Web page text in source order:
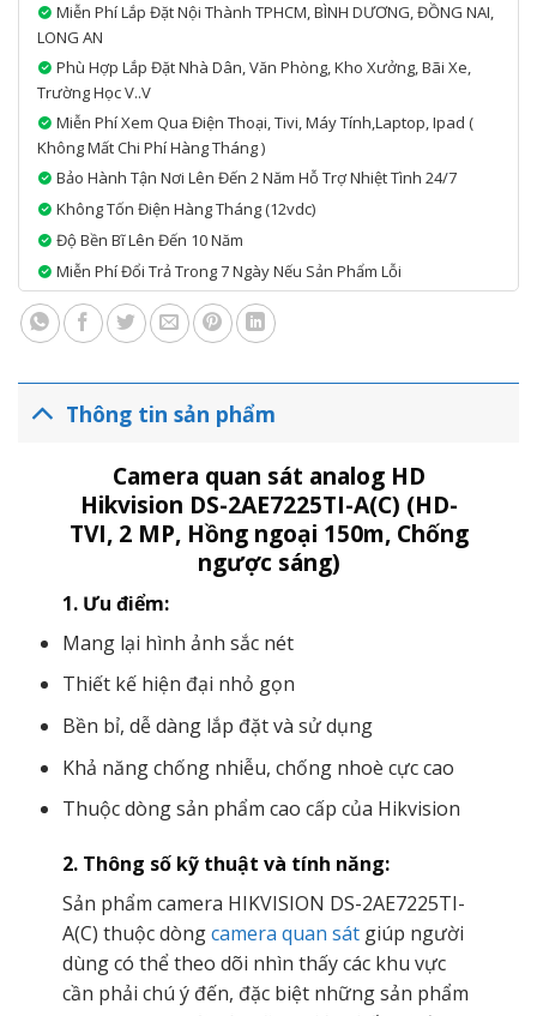
Miễn Phí Lắp Đặt Nội Thành TPHCM, BÌNH DƯƠNG, ĐỒNG NAI,
LONG AN
Phù Hợp Lắp Đặt Nhà Dân, Văn Phòng, Kho Xưởng, Bãi Xe,
Trường Học V..v
Miễn Phí Xem Qua Điện Thoại, Tivi, Máy Tính,laptop, Ipad (
Không Mất Chi Phí Hàng Tháng )
Bảo Hành Tận Nơi Lên Đến 2 Năm Hỗ Trợ Nhiệt Tình 24/7
Không Tốn Điện Hàng Tháng (12vdc)
Độ Bền Bĩ Lên Đến 10 Năm
Miễn Phí Đổi Trả Trong 7 Ngày Nếu Sản Phẩm Lỗi
Thông tin sản phẩm
Camera quan sát analog HD
Hikvision DS-2AE7225TI-A(C) (HD-
TVI, 2 MP, Hồng ngoại 150m, Chống
ngược sáng)
1. Ưu điểm:
Mang lại hình ảnh sắc nét
Thiết kế hiện đại nhỏ gọn
Bền bỉ, dễ dàng lắp đặt và sử dụng
Khả năng chống nhiễu, chống nhoè cực cao
Thuộc dòng sản phẩm cao cấp của Hikvision
2. Thông số kỹ thuật và tính năng:
Sản phẩm camera HIKVISION DS-2AE7225TI-
A(C) thuộc dòngcamera quan sátgiúp người
dùng có thể theo dõi nhìn thấy các khu vực
cần phải chú ý đến, đặc biệt những sản phẩm